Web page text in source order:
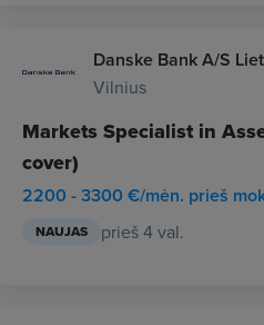
Danske Bank A/S
Vilnius
Markets Specialist in
cover)
2200 - 3300 €/mėn. prieš
NAUJAS prieš 4 val.